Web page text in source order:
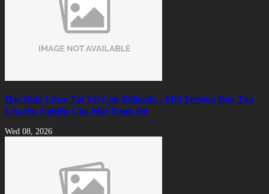
Học Bida Libre Tại Sài Gòn Billiards – Môi Trường Đào Tạo
Chuyên Nghiệp Cho Mọi Trình Độ
Wed 08, 2026